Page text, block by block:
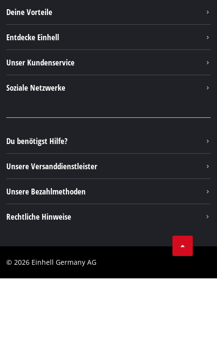
Deine Vorteile
Entdecke Einhell
Nachhaltigkeit
Unser Kundenservice
FAQs
Rücksendungen / Widerruf
Verpackungsrichtlinien
Hinweise zur Batterieentsorgung
Vertrag widerrufen
Soziale Netzwerke
Instagram
TikTok
Pinterest
Linkedin
Du benötigst Hilfe?
Unsere Versanddienstleister
Unsere Bezahlmethoden
Rechtliche Hinweise
Impressum
© 2026 Einhell Germany AG